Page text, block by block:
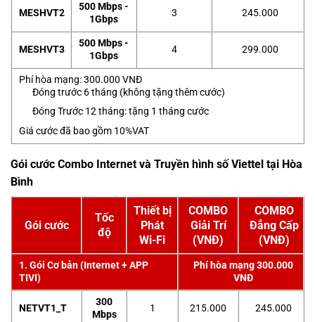
MESHVT2
500 Mbps -
1Gbps
3 245.000
MESHVT3
500 Mbps -
1Gbps
4 299.000
Phí hòa mạng: 300.000 VNĐ
Đóng trước 6 tháng (không tặng thêm cước)
Đóng Trước 12 tháng: tặng 1 tháng cước
Giá cước đã bao gồm 10%VAT
Gói cước Combo Internet và Truyền hình số Viettel tại Hòa
Bình
Gói cước
Tốc
độ
Thiết bị
Phát
Wi-Fi
COMBO
Giải Trí
(VNĐ)
COMBO
Đẳng Cấp
(VNĐ)
1. Gói Cơ bản (Internet + APP
TIVI)
Phí hòa mạng 300.000
VNĐ
NETVT1_T
300
Mbps
1 215.000 245.000